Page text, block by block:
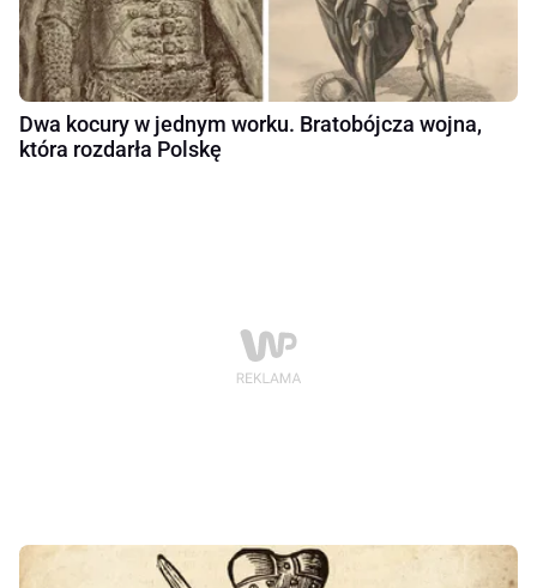
Dwa kocury w jednym worku. Bratobójcza wojna,
która rozdarła Polskę